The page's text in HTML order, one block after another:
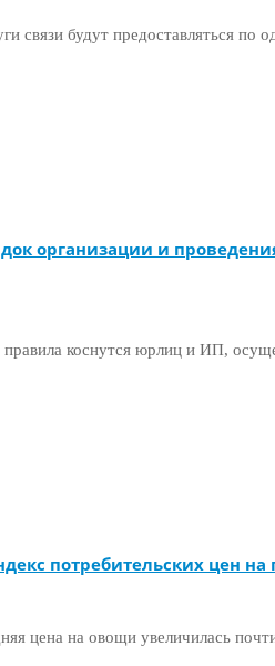
связи будут предоставляться
организации и
правила коснутся юрлиц и ИП,
потребительских цен
цена на овощи увеличилась